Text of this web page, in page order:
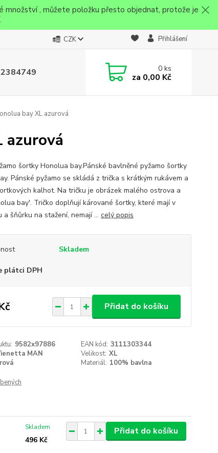
množství , můžete položku přesto objednat, protože je
CZK Přihlášení
0ks
za 0,00 Kč
bay XL azurová
azurová
šortky Honolua bay.Pánské bavlněné pyžamo šortky
Pánské pyžamo se skládá z trička s krátkým rukávem a
kalhot. Na tričku je obrázek malého ostrova a
bay'. Tričko doplňují kárované šortky, které mají v
a šňůrku na stažení, nemají ... celý popis
Skladem
plátci DPH
Přidat do košíku
9582x97886 EAN kód: 3111303344
MAN Velikost: XL
Materiál: 100% bavlna
496 Kč
Skladem Přidat do košíku